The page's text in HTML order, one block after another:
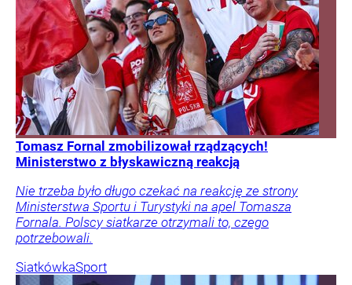
Tomasz Fornal zmobilizował rządzących!
Ministerstwo z błyskawiczną reakcją
Nie trzeba było długo czekać na reakcję ze strony
Ministerstwa Sportu i Turystyki na apel Tomasza
Fornala. Polscy siatkarze otrzymali to, czego
potrzebowali.
SiatkówkaSport